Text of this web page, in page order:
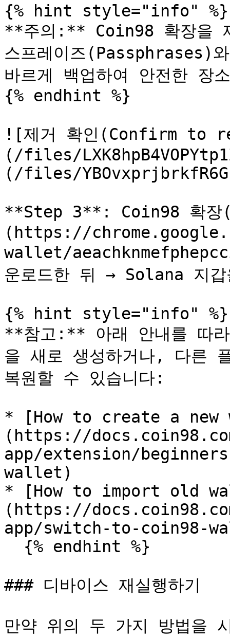
{% hint style="info" %}
**주의:** Coin98 확장을
스프레이즈
바르게 백업하여 안전한 장
{% endhint %}
![제거 확인(Confirm to
(/files/
(/files/
**Step 3**: Coin98 확
(https://
wallet/
운로드한 뒤 → Solana 지갑
{% hint style="info" %}
**참고:** 아래 안내를 따
을 새로 생성하거나, 다른
복원할 수 있습니다:
* [How to create a new
(https://
app/extension/
wallet)
* [How to import old
(https://
app/switch-to-coin98-
### 디바이스 재실행하기
만약 위의 두 가지 방법을